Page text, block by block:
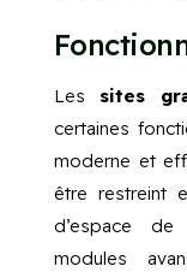
Les sites
certaines
moderne et
être restreint
d’espace
modules